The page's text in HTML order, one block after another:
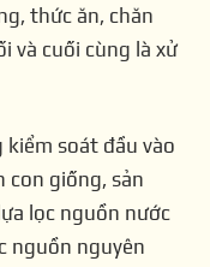
thức ăn, chăn
và cuối cùng là xử
kiểm soát đầu vào
con giống, sản
lọc nguồn nước
nguồn nguyên